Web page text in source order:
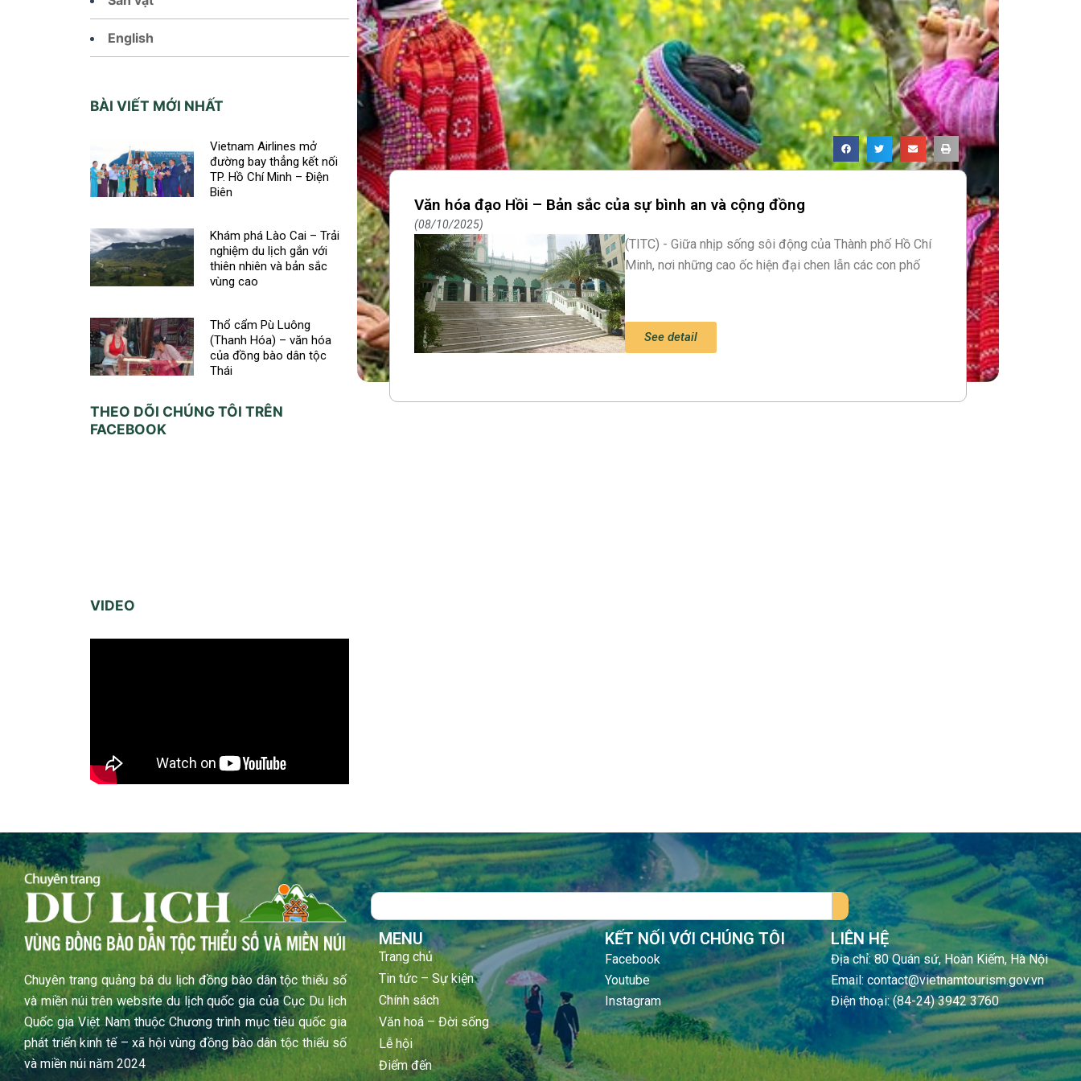
English
BÀI VIẾT MỚI NHẤT
Vietnam Airlines mở
đường bay thẳng kết nối
TP. Hồ Chí Minh – Điện
Biên
Khám phá Lào Cai – Trải
nghiệm du lịch gắn với
thiên nhiên và bản sắc
vùng cao
Thổ cẩm Pù Luông
(Thanh Hóa) – văn hóa
của đồng bào dân tộc
Thái
THEO DÕI CHÚNG TÔI TRÊN
FACEBOOK
VIDEO
Văn hóa đạo Hồi – Bản sắc của sự bình an và cộng đồng
08/10/2025
(TITC) - Giữa nhịp sống sôi động của Thành phố Hồ Chí
Minh, nơi những cao ốc hiện đại chen lẫn các con phố
See detail
Chuyên trang quảng bá du lịch đồng bào dân tộc thiểu số
và miền núi trên website du lịch quốc gia của Cục Du lịch
Quốc gia Việt Nam thuộc Chương trình mục tiêu quốc gia
phát triển kinh tế – xã hội vùng đồng bào dân tộc thiểu số
và miền núi năm 2024
Search
MENU
Trang chủ
Tin tức – Sự kiện
Chính sách
Văn hoá – Đời sống
Lễ hội
Điểm đến
KẾT NỐI VỚI CHÚNG TÔI
Facebook
Youtube
Instagram
LIÊN HỆ
Địa chỉ: 80 Quán sứ, Hoàn Kiếm, Hà Nội
Email: contact@vietnamtourism.gov.vn
Điện thoại: (84-24) 3942 3760